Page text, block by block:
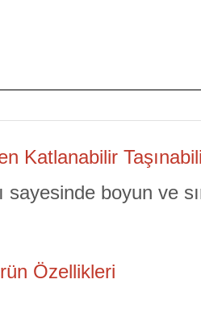
Katlanabilir
boyun ve
Özellikleri